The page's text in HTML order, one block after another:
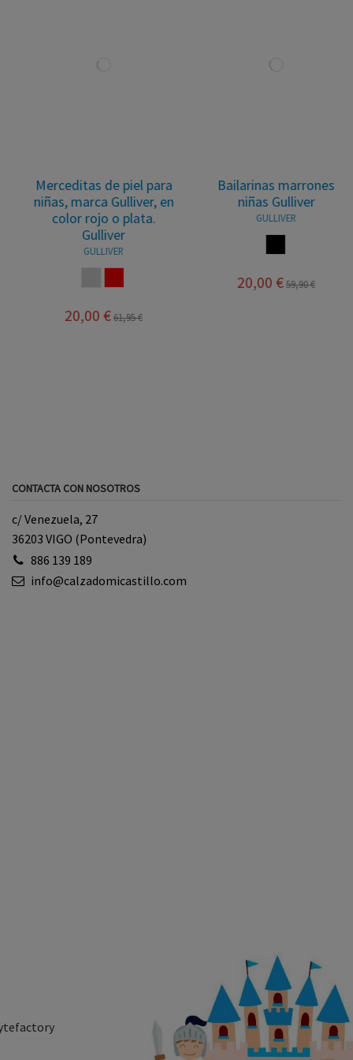
Merceditas de piel para
niñas, marca Gulliver, en
color rojo o plata.
Gulliver
GULLIVER
20,00 € 61,95 €
Bailarinas marrones
niñas Gulliver
GULLIVER
20,00 € 59,90 €
CONTACTA CON NOSOTROS
c/ Venezuela, 27
36203 VIGO (Pontevedra)
886 139 189
info@calzadomicastillo.com